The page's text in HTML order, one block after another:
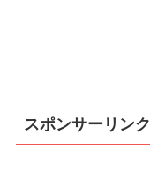
スポンサーリンク